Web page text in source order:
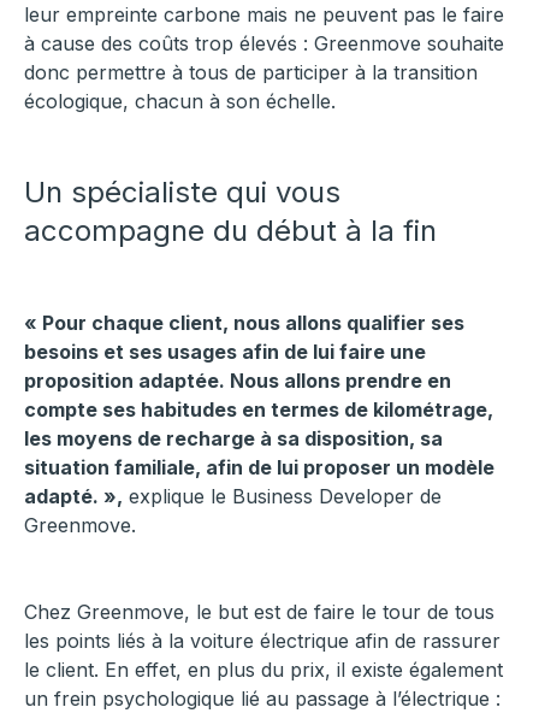
leur empreinte carbone mais ne peuvent pas le faire
à cause des coûts trop élevés : Greenmove souhaite
donc permettre à tous de participer à la transition
écologique, chacun à son échelle.
Un spécialiste qui vous
accompagne du début à la fin
« Pour chaque client, nous allons qualifier ses
besoins et ses usages afin de lui faire une
proposition adaptée. Nous allons prendre en
compte ses habitudes en termes de kilométrage,
les moyens de recharge à sa disposition, sa
situation familiale, afin de lui proposer un modèle
adapté. », explique le Business Developer de
Greenmove.
Chez Greenmove, le but est de faire le tour de tous
les points liés à la voiture électrique afin de rassurer
le client. En effet, en plus du prix, il existe également
un frein psychologique lié au passage à l’électrique :